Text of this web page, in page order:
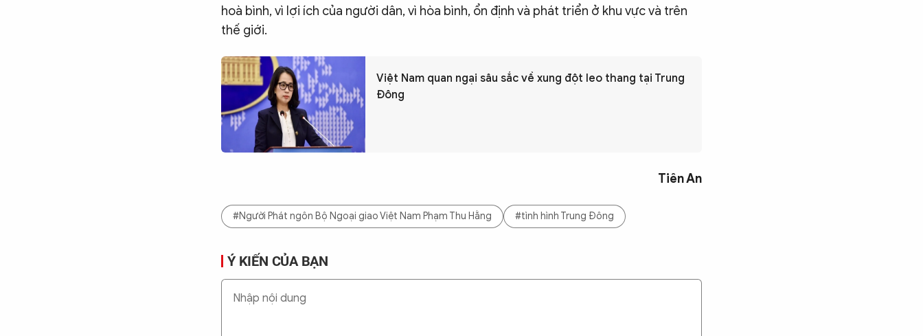
hoà bình, vì lợi ích của người dân, vì hòa bình, ổn định và phát triển ở khu vực và trên
thế giới.
Việt Nam quan ngại sâu sắc về xung đột leo thang tại Trung
Đông
Tiên An
#Người Phát ngôn Bộ Ngoại giao Việt Nam Phạm Thu Hằng #tình hình Trung Đông
Ý KIẾN CỦA BẠN